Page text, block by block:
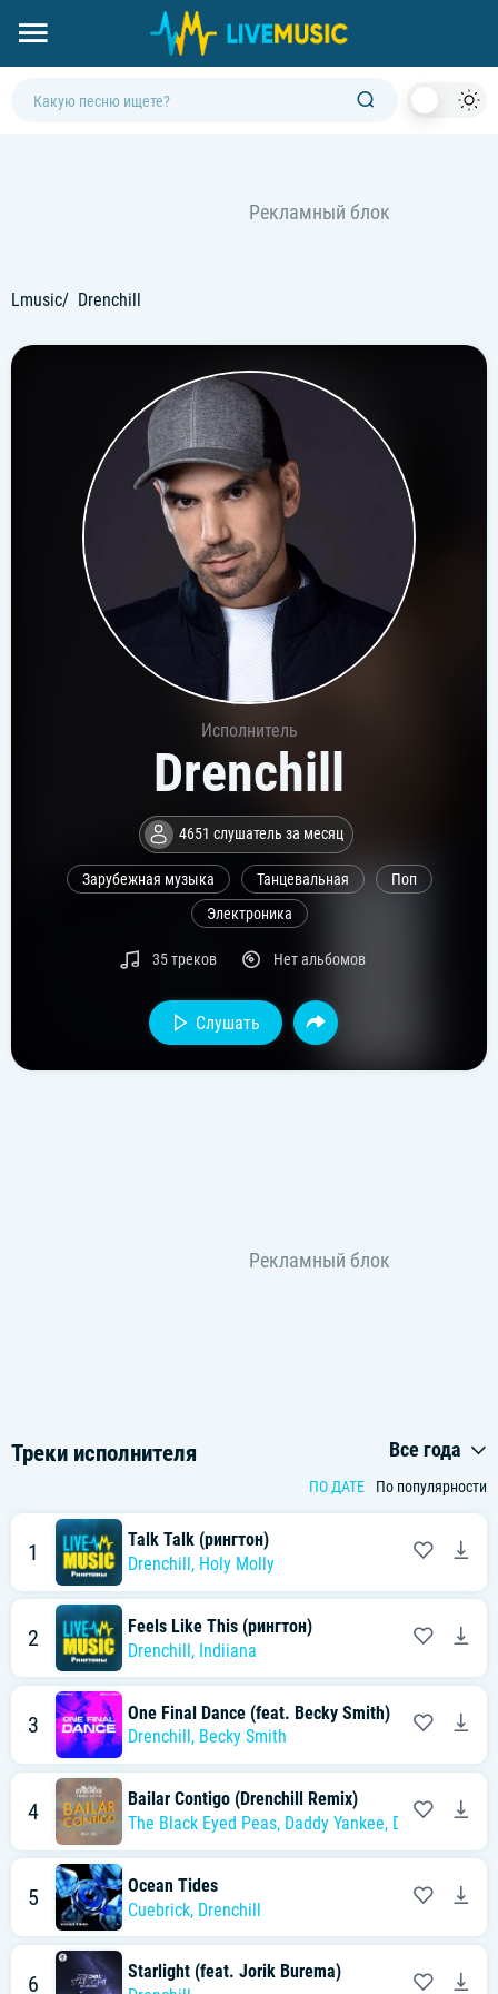
Lmusic Drenchill
Исполнитель
Drenchill
4651 слушатель за месяц
Зарубежная музыка Танцевальная
Поп
Электроника
35 треков Нет альбомов
Слушать
Треки исполнителя Все года
ПО ДАТЕ По популярности
1
Talk Talk (рингтон)
Drenchill , Holy Molly
2
Feels Like This (рингтон)
Drenchill, Indiiana
3
One Final Dance (feat. Becky Smith)
Drenchill , Becky Smith
4
Bailar Contigo (Drenchill Remix)
The Black Eyed Peas, Daddy Yankee, Drenchill
5
Ocean Tides
Cuebrick, Drenchill
6
Starlight (feat. Jorik Burema)